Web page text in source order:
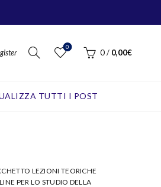
0
0 / 0,00€
TUTTI I POST
LEZIONI TEORICHE
PER LO STUDIO DELLA